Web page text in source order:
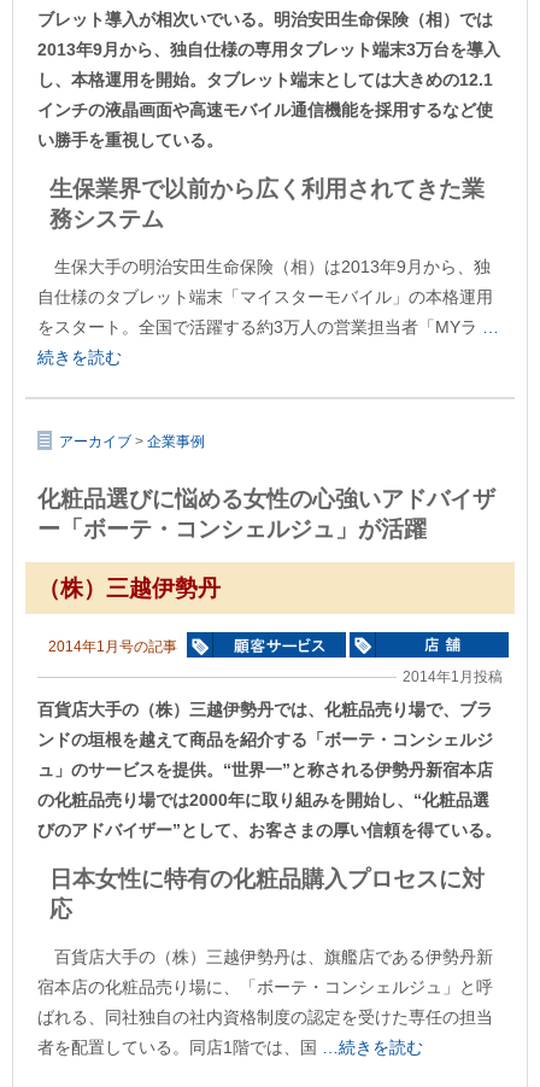
ブレット導入が相次いでいる。明治安田生命保険（相）では
2013年9月から、独自仕様の専用タブレット端末3万台を導入
し、本格運用を開始。タブレット端末としては大きめの12.1
インチの液晶画面や高速モバイル通信機能を採用するなど使
い勝手を重視している。
生保業界で以前から広く利用されてきた業
務システム
生保大手の明治安田生命保険（相）は2013年9月から、独
自仕様のタブレット端末「マイスターモバイル」の本格運用
をスタート。全国で活躍する約3万人の営業担当者「MYラ
続きを読む
アーカイブ > 企業事例
化粧品選びに悩める女性の心強いアドバイザ
ー「ボーテ・コンシェルジュ」が活躍
（株）三越伊勢丹
2014年1月号の記事
2014年1月投稿
百貨店大手の（株）三越伊勢丹では、化粧品売り場で、ブラ
ンドの垣根を越えて商品を紹介する「ボーテ・コンシェルジ
ュ」のサービスを提供。“世界一”と称される伊勢丹新宿本店
の化粧品売り場では2000年に取り組みを開始し、“化粧品選
びのアドバイザー”として、お客さまの厚い信頼を得ている。
日本女性に特有の化粧品購入プロセスに対
応
百貨店大手の（株）三越伊勢丹は、旗艦店である伊勢丹新
宿本店の化粧品売り場に、「ボーテ・コンシェルジュ」と呼
ばれる、同社独自の社内資格制度の認定を受けた専任の担当
者を配置している。同店1階では、国
…続きを読む